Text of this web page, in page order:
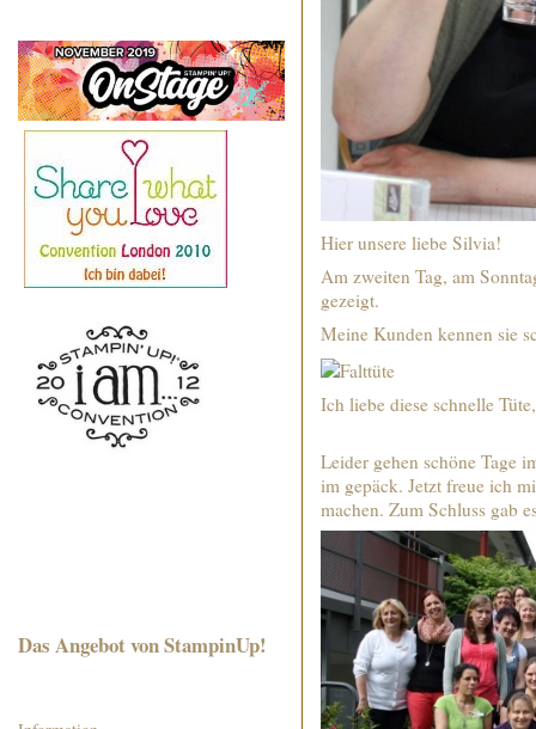
Das Angebot von StampinUp!
Hier unsere liebe Silvia!
Am zweiten Tag, am
gezeigt.
Meine Kunden kennen sie
Ich liebe diese
Leider gehen schöne Tage
im gepäck. Jetzt freue ich
machen. Zum Schluss gab